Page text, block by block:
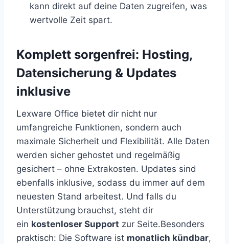
kann direkt auf deine Daten zugreifen, was
wertvolle Zeit spart.
Komplett sorgenfrei: Hosting,
Datensicherung & Updates
inklusive
Lexware Office bietet dir nicht nur
umfangreiche Funktionen, sondern auch
maximale Sicherheit und Flexibilität. Alle Daten
werden sicher gehostet und regelmäßig
gesichert – ohne Extrakosten. Updates sind
ebenfalls inklusive, sodass du immer auf dem
neuesten Stand arbeitest. Und falls du
Unterstützung brauchst, steht dir
ein kostenloser Support zur Seite.Besonders
praktisch: Die Software ist monatlich kündbar,